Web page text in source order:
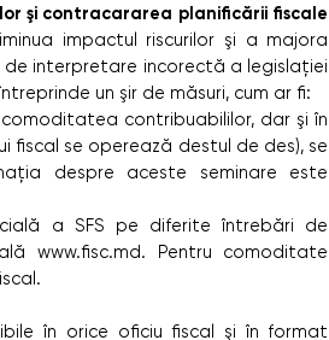
şi contracararea planiﬁcării ﬁscale
impactul riscurilor şi a majora
interpretare incorectă a legislaţiei
un şir de măsuri, cum ar ﬁ:
contribuabililor, dar şi în
ﬁscal se operează destul de des), se
despre aceste seminare este
a SFS pe diferite întrebări de
www.ﬁsc.md. Pentru comoditate
în orice oﬁciu ﬁscal şi în format